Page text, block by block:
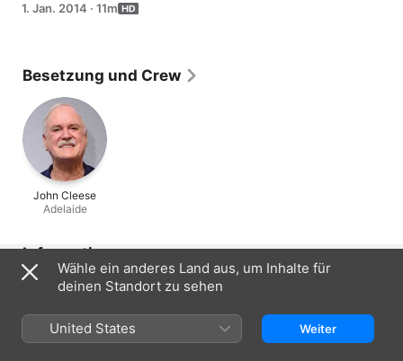
niedergeschlagen? Auch Greg wird von seinen
ergeht als bei ihm.
1. Jan. 2014 · 11m
Besetzung und Crew
John Cleese
Adelaide
Informationen
Erschienen
Dauer
11 Min.
Wähle ein anderes Land aus, um Inhalte für
deinen Standort zu sehen
United States Weiter